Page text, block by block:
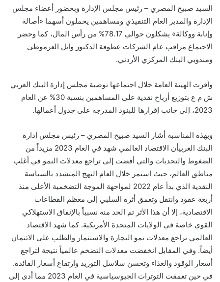
السيد صبيح المصري – رئيس مجلس الإدارة وبحضور أعضاء مجلس
الإدارة والمدير العام التنفيذي ومساهمين يحملون أسهما «أصالة
وإنابة ووكالة» يشكلون حوالي 78.17% من رأس المال، كما وحضر
الاجتماع مراقب عام الشركات عطوفة الدكتور وائل العرموطي
ومندوبي البنك المركزي الأردني.
وأقرت الهيئة العامة خلال اجتماعها توصية مجلس إدارة البنك العربي
ش م ع بتوزيع أرباح نقدية على المساهمين بنسبة
عن العام
2023، إلى جانب إقرارها للبنود المدرجة على جدول أعمالها.
وبهذه المناسبة أشار السيد صبيح المصري – رئيس مجلس إدارة
البنك العربيأن الاقتصاد العالمي
شهد في العام 2023 مزيداً من
الضغوط والتحديات والتي أفضت إلى تراجع معدلات النمو في أغلب
مناطق العالم، حيث استمر خلال العام النهج المتشدد بالسياسة
النقدية الذي بدأ عام 2022 لمواجهة الموجة التضخمية الأعلى منذ
أربعة عقود وانتقل وتعمق أثره السلبي إلى معظم القطاعات
الاقتصادية، إلا أن هذا الأثر تم الحد منه نسبياً بالإنفاق الاستهلاكي
القوي خاصة في الولايات المتحدة الأمريكية. كما شهد الاقتصاد
العالمي تراجع معدلات نمو التجارة والاستثمار والطلب على الائتمان
أيضاً. وفي المقابل انخفضت معدلات التضخم عالمياً نتيجة لتراجع
أسعار الوقود والغذاء وتحسن سلاسل التوريد وارتفاع أسعار الفائدة.
في حين تعمقت التوترات الجيوسياسية في العام 2023 مما أدى إلى